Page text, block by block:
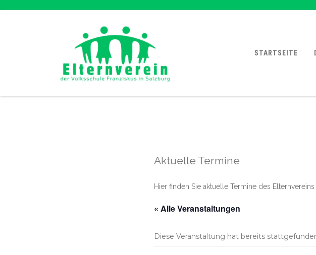
STARTSEITE
Aktuelle Termine
Hier finden Sie aktuelle Termine des
« Alle Veranstaltungen
Diese Veranstaltung hat bereits